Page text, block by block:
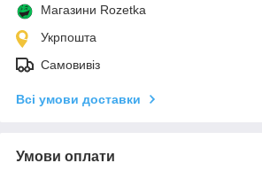
Магазини Rozetka
Укрпошта
Самовивіз
Всі умови доставки
Умови оплати